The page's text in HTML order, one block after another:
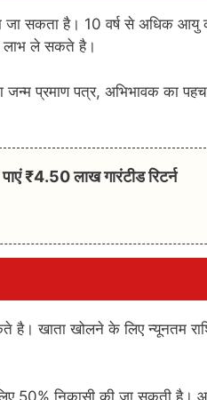
जा सकता है। 10 वर्ष से अधिक आयु
लाभ ले सकते है।
जन्म प्रमाण पत्र, अभिभावक का
₹4.50 लाख गारंटीड रिटर्न
है। खाता खोलने के लिए न्यूनतम
50% निकासी की जा सकती है।